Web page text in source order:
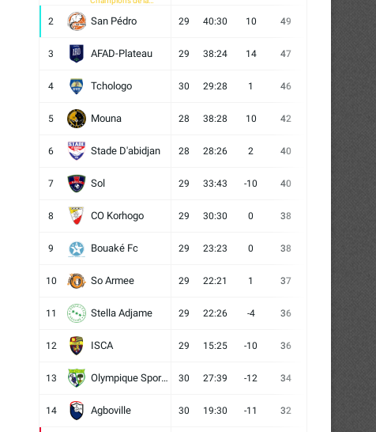
2 San Pédro 29 40:30 10 49
3 AFAD-Plateau 29 38:24 14 47
4 Tchologo 30 29:28 1 46
5 Mouna 28 38:28 10 42
6 Stade D'abidjan 28 28:26 2 40
7 Sol 29 33:43 -10 40
8 CO Korhogo 29 30:30 0 38
9 Bouaké Fc 29 23:23 0 38
10 So Armee 29 22:21 1 37
11 Stella Adjame 29 22:26 -4 36
12 ISCA 29 15:25 -10 36
13 Olympique Sport d'Abobo FC 30 27:39 -12 34
14 Agboville 30 19:30 -11 32